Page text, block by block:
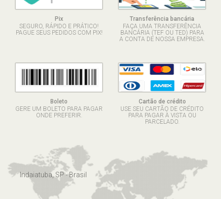
Pix
SEGURO, RÁPIDO E PRÁTICO!
PAGUE SEUS PEDIDOS COM PIX!
Transferência bancária
FAÇA UMA TRANSFERÊNCIA
BANCÁRIA (TEF OU TED) PARA
A CONTA DE NOSSA EMPRESA.
Boleto
GERE UM BOLETO PARA PAGAR
ONDE PREFERIR.
Cartão de crédito
USE SEU CARTÃO DE CRÉDITO
PARA PAGAR À VISTA OU
PARCELADO.
Indaiatuba, SP - Brasil